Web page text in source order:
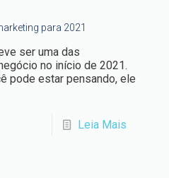
para 2021
ser uma das
no início de 2021.
pode estar pensando, ele
Leia Mais